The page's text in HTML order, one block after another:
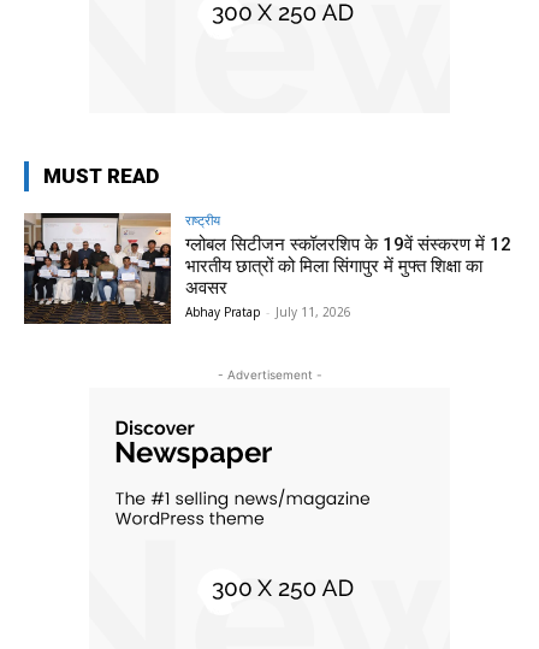
MUST READ
राष्ट्रीय
ग्लोबल सिटीजन स्कॉलरशिप के 19वें संस्करण में 12
भारतीय छात्रों को मिला सिंगापुर में मुफ्त शिक्षा का
अवसर
Abhay Pratap - July 11, 2026
- Advertisement -